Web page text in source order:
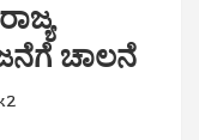
ಚಾಲನೆ